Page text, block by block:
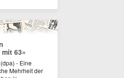
63»
- Eine
Mehrheit der